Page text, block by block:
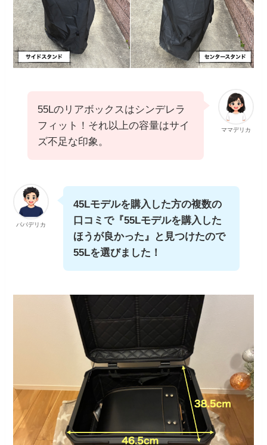
ママデリカ
55Lのリアボックスはシンデレラ
フィット！それ以上の容量はサイ
ズ不足な印象。
パパデリカ
45Lモデルを購入した方の複数の
口コミで『55Lモデルを購入した
ほうが良かった』と見つけたので
55Lを選びました！